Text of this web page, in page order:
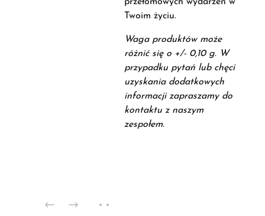
Twoim życiu.
Waga produktów może
różnić się o +/- 0,10 g. W
przypadku pytań lub chęci
uzyskania dodatkowych
informacji zapraszamy do
kontaktu z naszym
zespołem.